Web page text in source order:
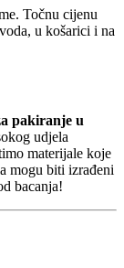
Točnu cijenu
u košarici i na
pakiranje u
udjela
materijale koje
mogu biti izrađeni
bacanja!